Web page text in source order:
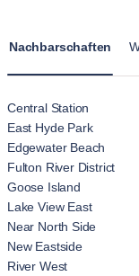
Nachbarschaften
Central Station
East Hyde Park
Edgewater Beach
Fulton River District
Goose Island
Lake View East
Near North Side
New Eastside
River West